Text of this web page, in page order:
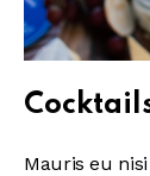
Mauris eu